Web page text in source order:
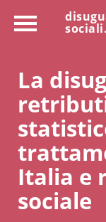
La
Italia e
sociale